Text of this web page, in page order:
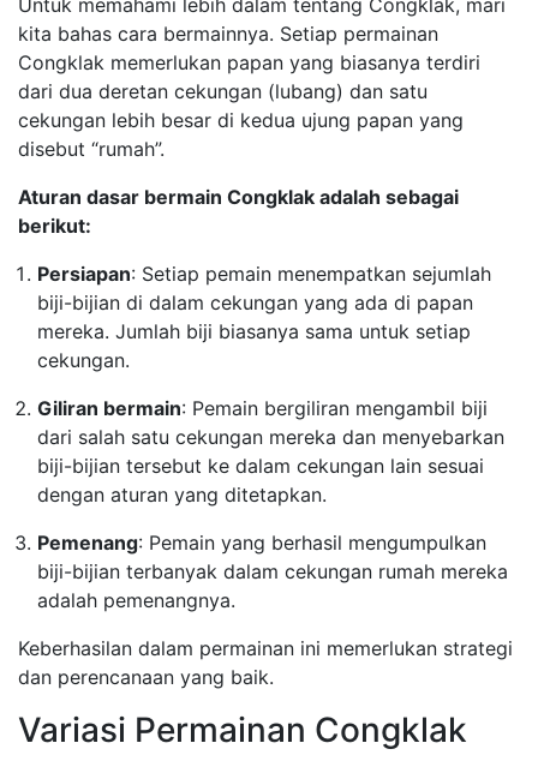
Untuk memahami lebih dalam tentang Congklak, mari
kita bahas cara bermainnya. Setiap permainan
Congklak memerlukan papan yang biasanya terdiri
dari dua deretan cekungan (lubang) dan satu
cekungan lebih besar di kedua ujung papan yang
disebut “rumah”.
Aturan dasar bermain Congklak adalah sebagai
berikut:
Persiapan: Setiap pemain menempatkan sejumlah
biji-bijian di dalam cekungan yang ada di papan
mereka. Jumlah biji biasanya sama untuk setiap
cekungan.
Giliran bermain: Pemain bergiliran mengambil biji
dari salah satu cekungan mereka dan menyebarkan
biji-bijian tersebut ke dalam cekungan lain sesuai
dengan aturan yang ditetapkan.
Pemenang: Pemain yang berhasil mengumpulkan
biji-bijian terbanyak dalam cekungan rumah mereka
adalah pemenangnya.
Keberhasilan dalam permainan ini memerlukan strategi
dan perencanaan yang baik.
Variasi Permainan Congklak